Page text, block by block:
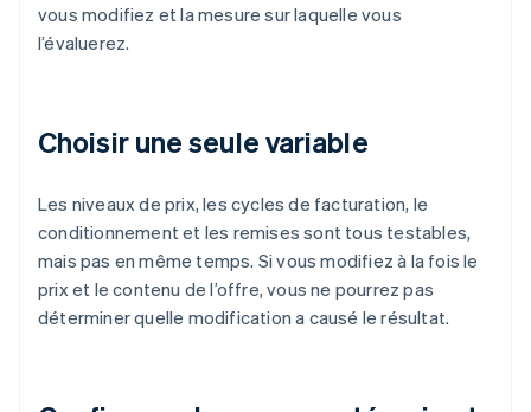
vous modifiez et la mesure sur laquelle vous
l’évaluerez.
Choisir une seule variable
Les niveaux de prix, les cycles de facturation, le
conditionnement et les remises sont tous testables,
mais pas en même temps. Si vous modifiez à la fois le
prix et le contenu de l’offre, vous ne pourrez pas
déterminer quelle modification a causé le résultat.